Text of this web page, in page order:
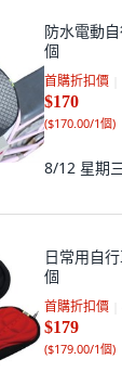
防水電動
個
首購折扣價
$170
($170.00/1個)
8/12 星期
日常用自
個
首購折扣價
$179
($179.00/1個)